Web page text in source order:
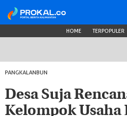
HOME TERPOPULER
PANGKALANBUN
Desa Suja
Kelompok Usaha